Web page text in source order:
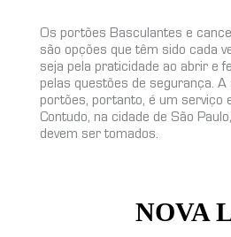
Os portões Basculantes e
são opções que têm sido cada
seja pela praticidade ao abrir e
pelas questões de segurança.
portões, portanto, é um serviço
Contudo, na cidade de São
devem ser tomados.
NOVA